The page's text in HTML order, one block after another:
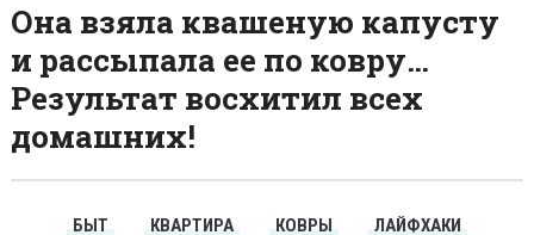
Она взяла квашеную капусту
и рассыпала ее по ковру…
Результат восхитил всех
домашних!
БЫТ КВАРТИРА КОВРЫ
ЛАЙФХАКИ